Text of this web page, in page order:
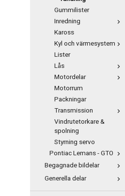
Gummilister
Inredning
Kaross
Kyl och värmesystem
Lister
Lås
Motordelar
Motorrum
Packningar
Transmission
Vindrutetorkare &
spolning
Styrning servo
Pontiac Lemans - GTO
Begagnade bildelar
Generella delar